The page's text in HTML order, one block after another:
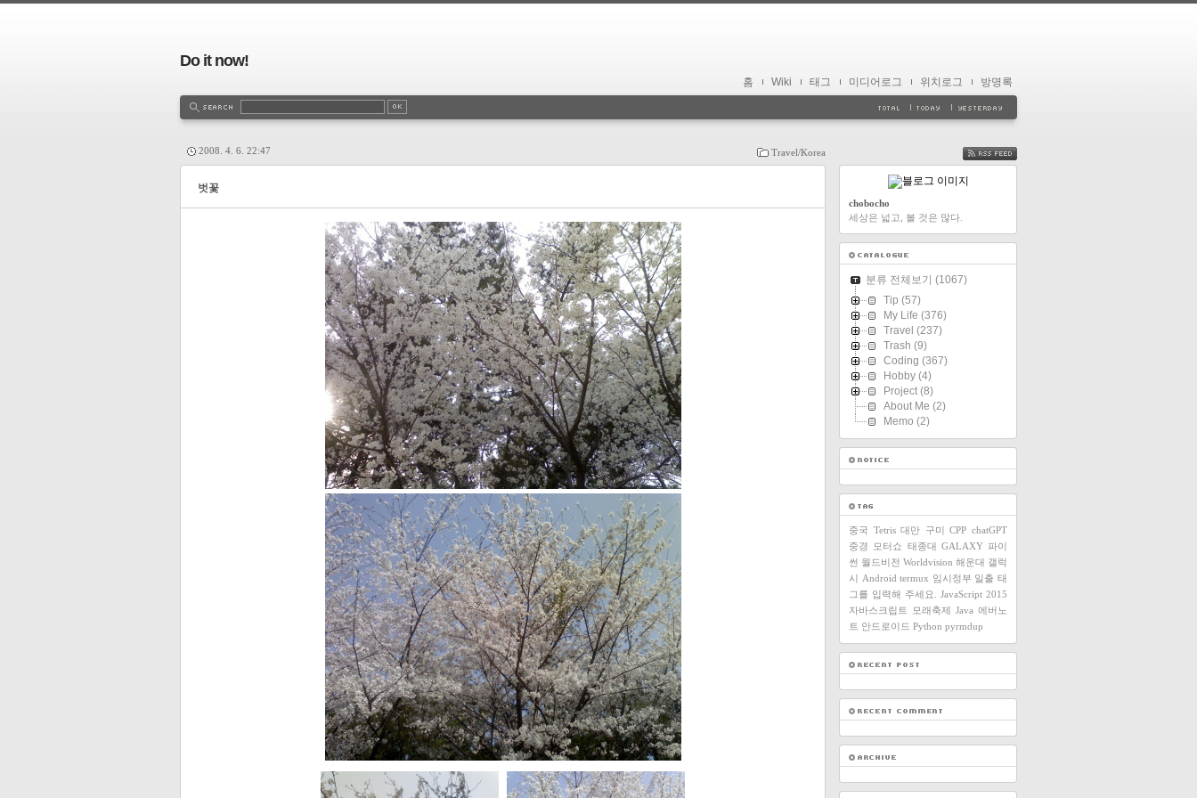
Do it now!
홈 Wiki 태그 미디어로그 위치로그 방명록
Travel/Korea
2008. 4. 6. 22:47
벗꽃
FEED
chobocho
세상은 넓고, 볼 것은 많다.
분류 전체보기 (1067)
Tip (57)
My Life (376)
Travel (237)
Trash (9)
Coding (367)
Hobby (4)
Project (8)
About Me (2)
Memo (2)
중국 Tetris 대만 구미 CPP chatGPT
중경
모터쇼 태종대 GALAXY 파이
썬 월드비전 Worldvision 해운대 갤럭
시 Android termux 임시정부 일출 태
그를 입력해 주세요.
JavaScript 2015
자바스크립트
모래축제 Java 에버노
트 안드로이드 Python pyrmdup